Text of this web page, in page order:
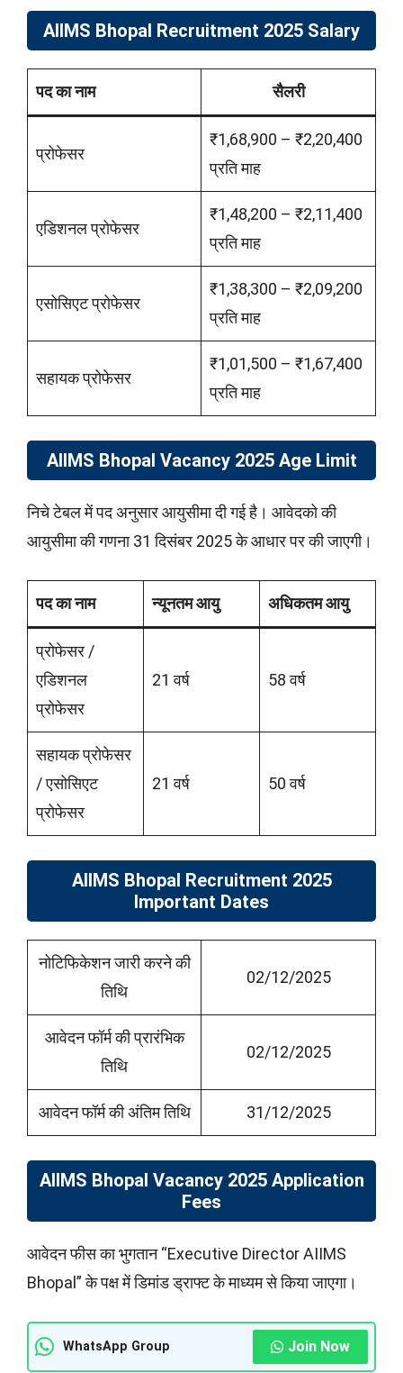
AIIMS Bhopal Recruitment 2025 Salary
पद का नाम सैलरी
प्रोफेसर
₹1,68,900 – ₹2,20,400
प्रति माह
एडिशनल प्रोफेसर
₹1,48,200 – ₹2,11,400
प्रति माह
एसोसिएट प्रोफेसर
₹1,38,300 – ₹2,09,200
प्रति माह
सहायक प्रोफेसर
₹1,01,500 – ₹1,67,400
प्रति माह
AIIMS Bhopal Vacancy 2025 Age Limit
निचे टेबल में पद अनुसार आयुसीमा दी गई है। आवेदको की
आयुसीमा की गणना 31 दिसंबर 2025 के आधार पर की जाएगी।
पद का नाम न्यूनतम आयु अधिकतम आयु
प्रोफेसर /
एडिशनल
प्रोफेसर
21 वर्ष 58 वर्ष
सहायक प्रोफेसर
/ एसोसिएट
प्रोफेसर
21 वर्ष 50 वर्ष
AIIMS Bhopal Recruitment 2025
Important Dates
नोटिफिकेशन जारी करने की
तिथि
02/12/2025
आवेदन फॉर्म की प्रारंभिक
तिथि
02/12/2025
आवेदन फॉर्म की अंतिम तिथि 31/12/2025
AIIMS Bhopal Vacancy 2025 Application
Fees
आवेदन फीस का भुगतान “Executive Director AIIMS
Bhopal” के पक्ष में डिमांड ड्राफ्ट के माध्यम से किया जाएगा।
WhatsApp Group Join Now